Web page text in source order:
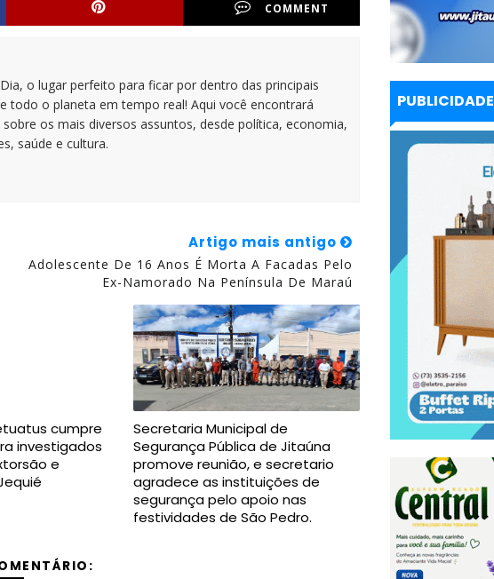
COMMENT
o lugar perfeito para ficar por dentro das principais
todo o planeta em tempo real! Aqui você encontrará
os mais diversos assuntos, desde política, economia,
saúde e cultura.
Artigo mais antigo
Adolescente De 16 Anos É Morta A Facadas Pelo
Ex-Namorado Na Península De Maraú
cumpre
investigados
e
Secretaria Municipal de
Segurança Pública de Jitaúna
promove reunião, e secretario
agradece as instituições de
segurança pelo apoio nas
festividades de São Pedro.
PUBLICIDADE